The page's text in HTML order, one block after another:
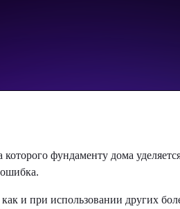
фундаменту дома
и при использовании других